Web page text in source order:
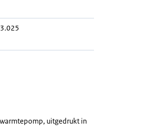
uitgedrukt in